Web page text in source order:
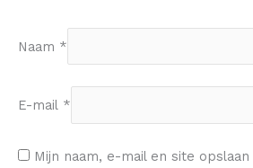
Naam *
E-mail *
Mijn naam, e-mail en site